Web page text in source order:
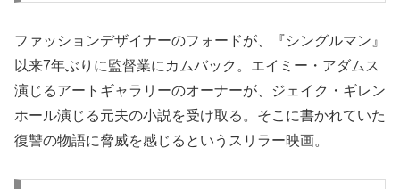
ファッションデザイナーのフォードが、『シングルマン』
以来7年ぶりに監督業にカムバック。エイミー・アダムス
演じるアートギャラリーのオーナーが、ジェイク・ギレン
ホール演じる元夫の小説を受け取る。そこに書かれていた
復讐の物語に脅威を感じるというスリラー映画。